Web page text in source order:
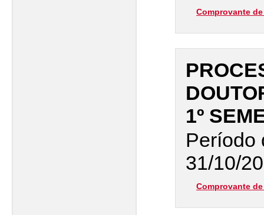
Comprovante
1º
Período
31/10/
Comprovante